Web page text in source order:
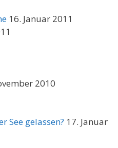
16. Januar 2011
2010
See gelassen? 17. Januar